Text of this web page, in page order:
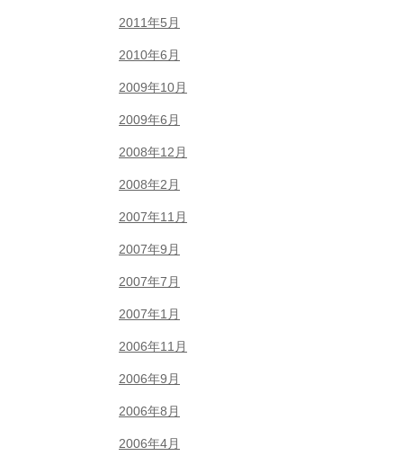
2011年5月
2010年6月
2009年10月
2009年6月
2008年12月
2008年2月
2007年11月
2007年9月
2007年7月
2007年1月
2006年11月
2006年9月
2006年8月
2006年4月